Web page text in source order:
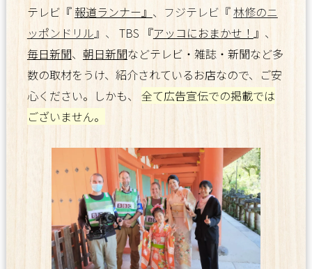
テレビ『報道ランナー』 、 フジテレビ『林修のニ
ッポンドリル』、 TBS 『アッコにおまかせ！ 』、
毎日新聞、 朝日新聞などテレビ・雑誌・新聞など多
数の取材をうけ、紹介されているお店なので、ご安
心ください。しかも、
全て広告宣伝での掲載では
ございません。